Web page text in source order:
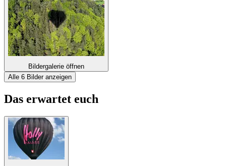
Bildergalerie öffnen
Alle 6 Bilder anzeigen
Das erwartet euch